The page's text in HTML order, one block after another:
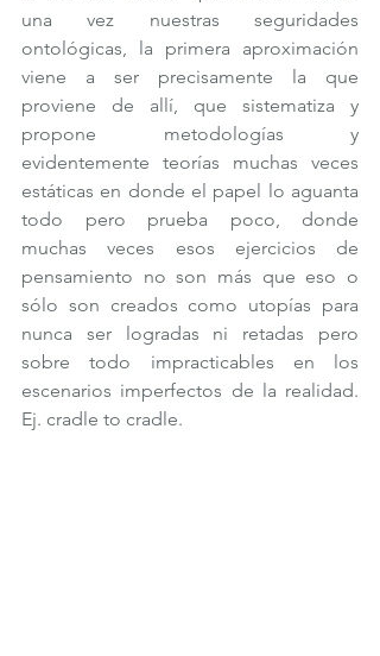
una vez nuestras seguridades
ontológicas, la primera aproximación
viene a ser precisamente la que
proviene de allí, que sistematiza y
propone metodologías y
evidentemente teorías muchas veces
estáticas en donde el papel lo aguanta
todo pero prueba poco, donde
muchas veces esos ejercicios de
pensamiento no son más que eso o
sólo son creados como utopías para
nunca ser logradas ni retadas pero
sobre todo impracticables en los
escenarios imperfectos de la realidad.
Ej. cradle to cradle.